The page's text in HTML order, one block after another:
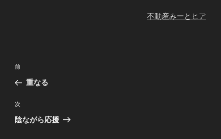
不動産みーとヒア
投
ナ
ビ
ゲ
前
の
稿
前
重なる
次
の
次
陰ながら応援